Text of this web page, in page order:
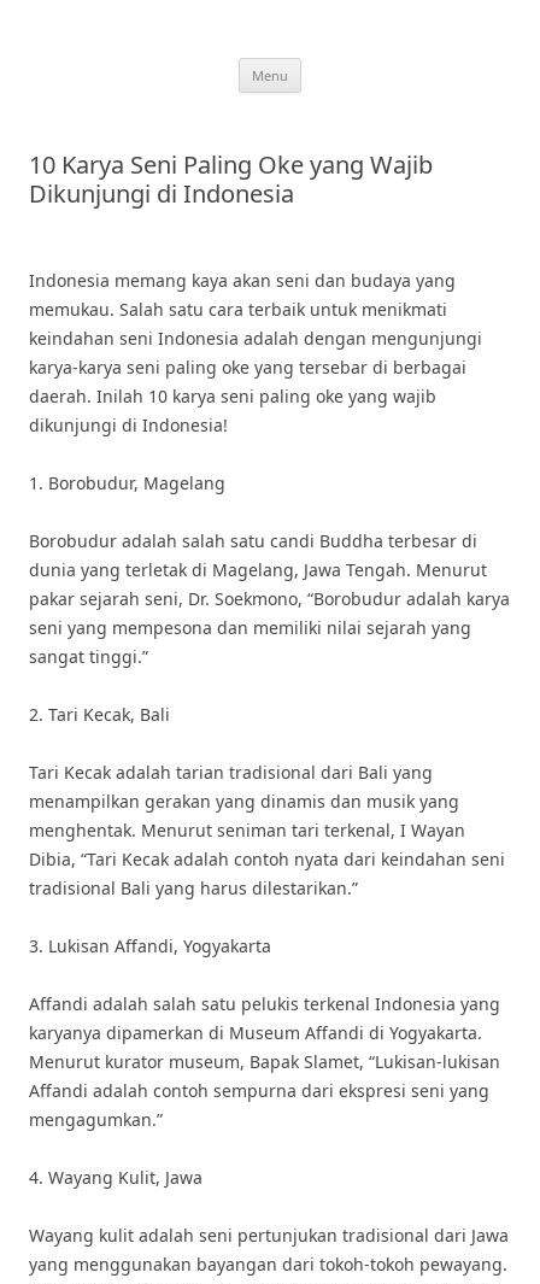
Menu
10 Karya Seni Paling Oke yang Wajib
Dikunjungi di Indonesia
Indonesia memang kaya akan seni dan budaya yang
memukau. Salah satu cara terbaik untuk menikmati
keindahan seni Indonesia adalah dengan mengunjungi
karya-karya seni paling oke yang tersebar di berbagai
daerah. Inilah 10 karya seni paling oke yang wajib
dikunjungi di Indonesia!
1. Borobudur, Magelang
Borobudur adalah salah satu candi Buddha terbesar di
dunia yang terletak di Magelang, Jawa Tengah. Menurut
pakar sejarah seni, Dr. Soekmono, “Borobudur adalah karya
seni yang mempesona dan memiliki nilai sejarah yang
sangat tinggi.”
2. Tari Kecak, Bali
Tari Kecak adalah tarian tradisional dari Bali yang
menampilkan gerakan yang dinamis dan musik yang
menghentak. Menurut seniman tari terkenal, I Wayan
Dibia, “Tari Kecak adalah contoh nyata dari keindahan seni
tradisional Bali yang harus dilestarikan.”
3. Lukisan Affandi, Yogyakarta
Affandi adalah salah satu pelukis terkenal Indonesia yang
karyanya dipamerkan di Museum Affandi di Yogyakarta.
Menurut kurator museum, Bapak Slamet, “Lukisan-lukisan
Affandi adalah contoh sempurna dari ekspresi seni yang
mengagumkan.”
4. Wayang Kulit, Jawa
Wayang kulit adalah seni pertunjukan tradisional dari Jawa
yang menggunakan bayangan dari tokoh-tokoh pewayang.